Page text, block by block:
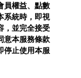
員權益、點數
系統時，即視
，並完全接受
意本服務條款
停止使用本服